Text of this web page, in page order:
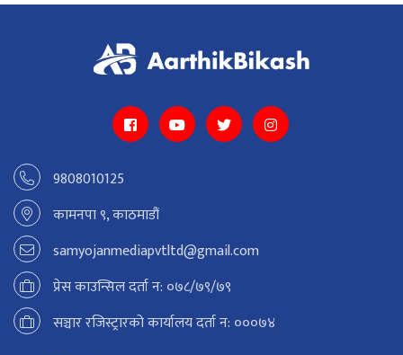
9808010125
कामनपा ९, काठमाडौं
samyojanmediapvtltd@gmail.com
प्रेस काउन्सिल दर्ता न: ०७८/७९/७९
सञ्चार रजिस्ट्रारको कार्यालय दर्ता न: ०००७४